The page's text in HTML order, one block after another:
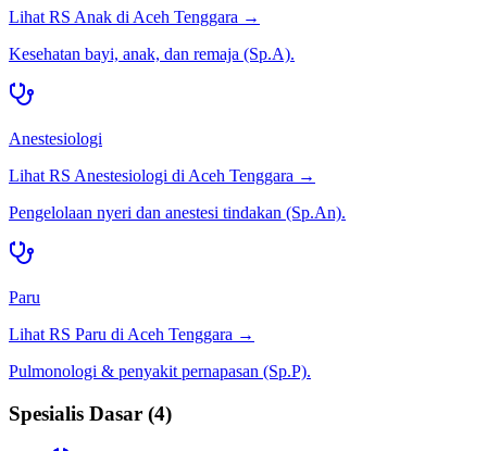
Lihat RS Anak di Aceh Tenggara →
Kesehatan bayi, anak, dan remaja (Sp.A).
Anestesiologi
Lihat RS Anestesiologi di Aceh Tenggara →
Pengelolaan nyeri dan anestesi tindakan (Sp.An).
Paru
Lihat RS Paru di Aceh Tenggara →
Pulmonologi & penyakit pernapasan (Sp.P).
Spesialis Dasar (4)